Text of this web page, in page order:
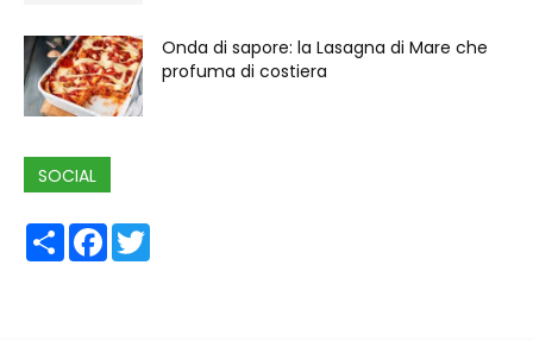
Onda di sapore: la Lasagna di Mare che
profuma di costiera
SOCIAL
ShareFacebook